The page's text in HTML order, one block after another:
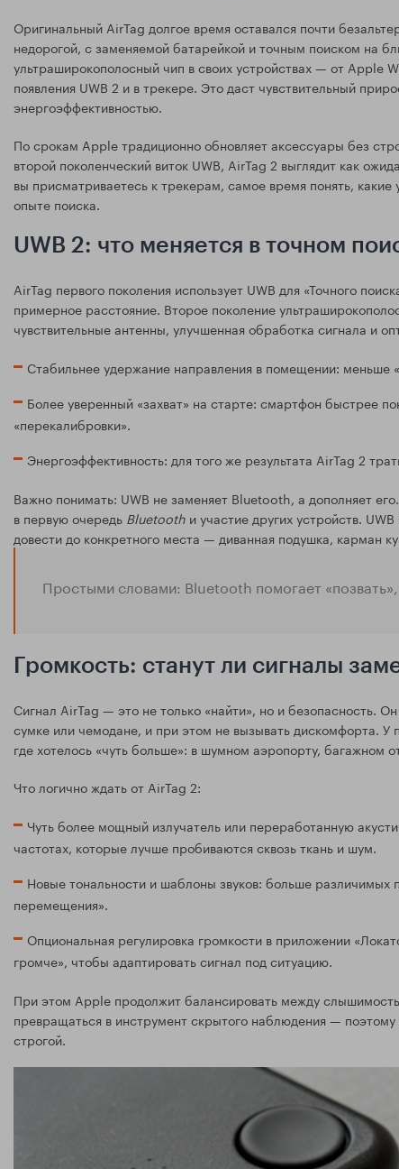
Оригинальный AirTag долгое время оставался почти
недорогой, с заменяемой батарейкой и точным поиском на
ультраширокополосный чип в своих устройствах — от Apple
появления UWB 2 и в трекере. Это даст чувствительный
энергоэффективностью.
По срокам Apple традиционно обновляет аксессуары без
второй поколенческий виток UWB, AirTag 2 выглядит как
вы присматриваетесь к трекерам, самое время понять,
опыте поиска.
UWB 2: что меняется в точном
AirTag первого поколения использует UWB для «Точного
примерное расстояние. Второе поколение
чувствительные антенны, улучшенная обработка сигнала и
Стабильнее удержание направления в помещении: меньше
Более уверенный «захват» на старте: смартфон быстрее
«перекалибровки».
Энергоэффективность: для того же результата AirTag 2
Важно понимать: UWB не заменяет Bluetooth, а дополняет
в первую очередь Bluetooth и участие других устройств.
довести до конкретного места — диванная подушка, карман
Простыми словами: Bluetooth помогает
Громкость: станут ли сигналы
Сигнал AirTag — это не только «найти», но и безопасность.
сумке или чемодане, и при этом не вызывать дискомфорта. У
где хотелось «чуть больше»: в шумном аэропорту, багажном
Что логично ждать от AirTag 2:
Чуть более мощный излучатель или переработанную
частотах, которые лучше пробиваются сквозь ткань и шум.
Новые тональности и шаблоны звуков: больше
перемещения».
Опциональная регулировка громкости в приложении
громче», чтобы адаптировать сигнал под ситуацию.
При этом Apple продолжит балансировать между
превращаться в инструмент скрытого наблюдения —
строгой.